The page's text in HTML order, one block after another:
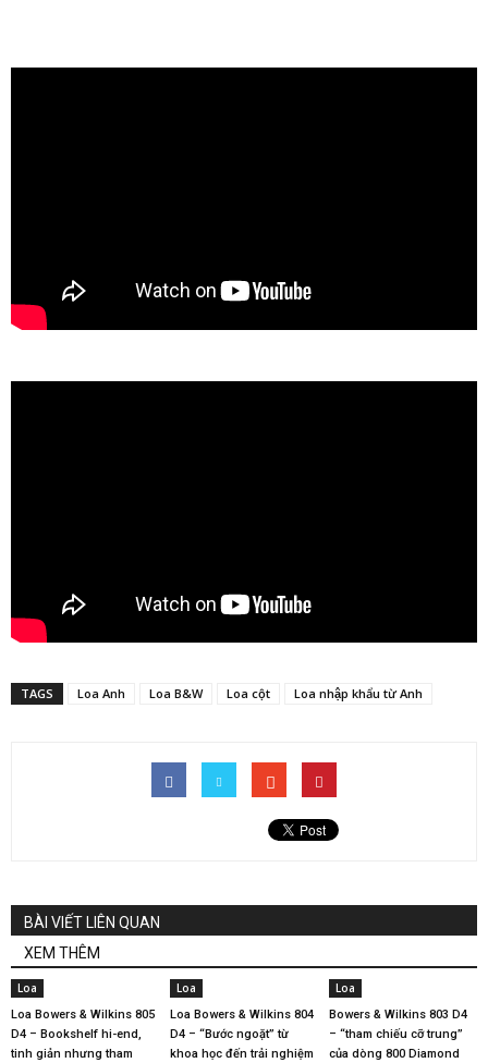
TAGS Loa Anh Loa B&W Loa cột Loa nhập khẩu từ Anh
BÀI VIẾT LIÊN QUAN
XEM THÊM
Loa
Loa Bowers & Wilkins 805
D4 – Bookshelf hi-end,
tinh giản nhưng tham
Loa
Loa Bowers & Wilkins 804
D4 – “Bước ngoặt” từ
khoa học đến trải nghiệm
Loa
Bowers & Wilkins 803 D4
– “tham chiếu cỡ trung”
của dòng 800 Diamond